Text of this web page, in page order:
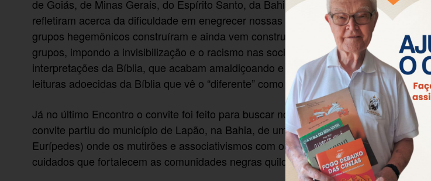
de Goiás, de Minas Gerais, do Espírito Santo, da Bahia, de São Paulo e do Espírito
refletiram acerca da dificuldade em enegrecer nossas leituras bíblicas, pois ao longo
grupos hegemônicos construíram e ainda vem construindo uma forma de ver a Vida,
grupos, impondo a invisibilização e o racismo nas sociedades e o mesmo se faz
interpretações da Bíblia, que acabam amaldiçoando e excluindo as pessoas negras.
leituras adoecidas da Bíblia que vê o “diferente” como animal, passível de ser
Já no último Encontro o convite foi feito para buscar nossas raízes negras, nossa
convite partiu do município de Lapão, na Bahia, de uma comunidade quilombola
Eurípedes) onde os mutirões e associativismos com outras comunidades são
cuidados que fortalecem as comunidades negras quilombolas da região.